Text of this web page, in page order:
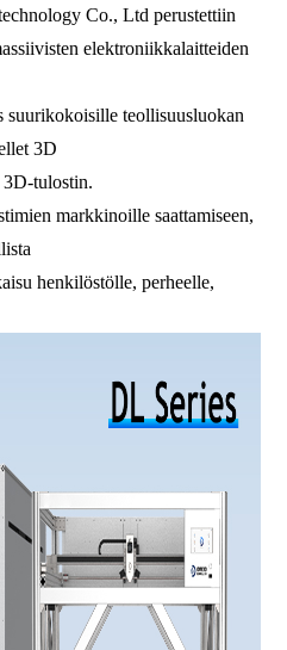
Co., Ltd perustettiin
elektroniikkalaitteiden
suurikokoisille teollisuusluokan
3D
tulostin.
markkinoille saattamiseen,
henkilöstölle, perheelle,